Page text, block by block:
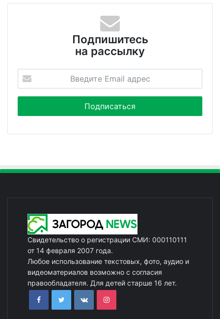
Подпишитесь
на рассылку
Свидетельство о регистрации СМИ: 000110111
от 14 февраля 2007 года.
Любое использование текстовых, фото, аудио и
видеоматериалов возможно с согласия
правообладателя. Для детей старше 16 лет.